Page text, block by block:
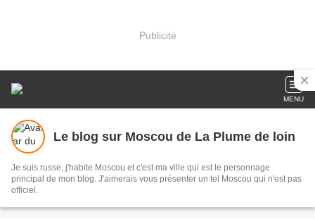
Publicité
MENU
Le blog sur Moscou de La Plume de loin
Je suis russe, j'habite Moscou et c'est ma ville qui est le personnage
principal de mon blog. J'aimerais vous présenter un tel Moscou qui n'est pas
officiel.